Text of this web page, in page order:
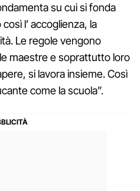
su cui si fonda
l’ accoglienza, la
Le regole vengono
maestre e soprattutto loro
si lavora insieme. Così
come la scuola”.